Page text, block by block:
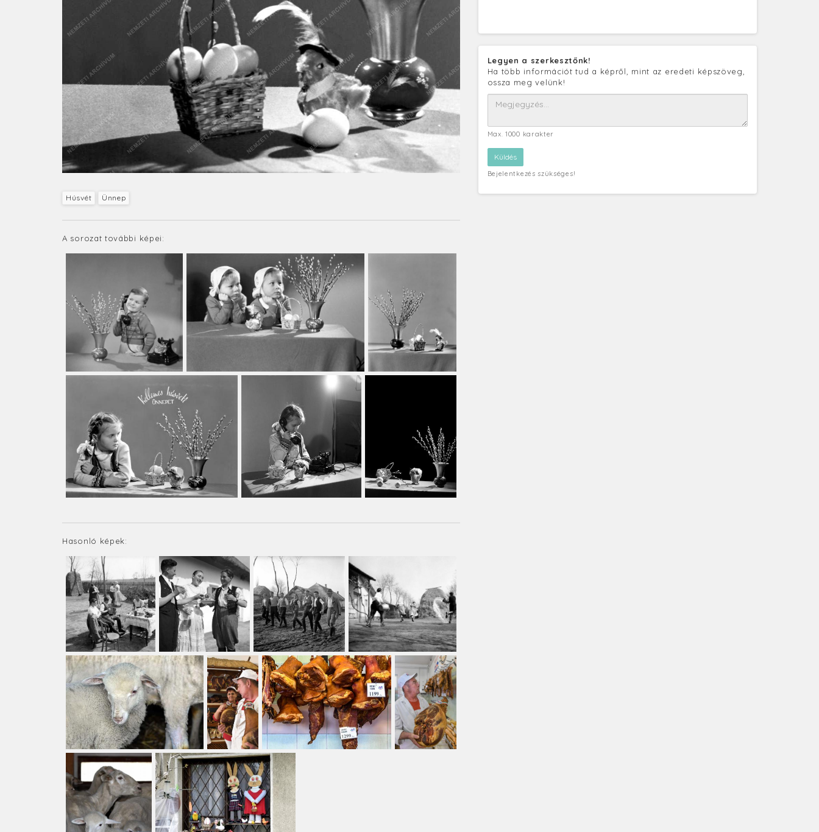
Húsvét Ünnep
A sorozat további képei:
Hasonló képek:
Legyen a szerkesztőnk!
Ha több információt tud a képről, mint az eredeti képszöveg,
ossza meg velünk!
Max. 1000 karakter
Bejelentkezés szükséges!